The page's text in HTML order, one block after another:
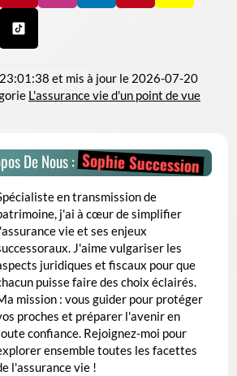
et mis à jour le 2026-07-20
L'assurance vie d'un point de vue
De Nous :Sophie Succession
en transmission de
j'ai à cœur de simplifier
vie et ses enjeux
J'aime vulgariser les
juridiques et fiscaux pour que
puisse faire des choix éclairés.
mission : vous guider pour protéger
proches et préparer l'avenir en
confiance. Rejoignez-moi pour
ensemble toutes les facettes
l'assurance vie !